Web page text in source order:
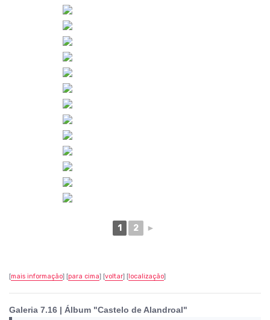
1 2 ►
[mais informação] [para cima] [voltar] [localização]
Galeria 7.16 | Álbum "Castelo de Alandroal"